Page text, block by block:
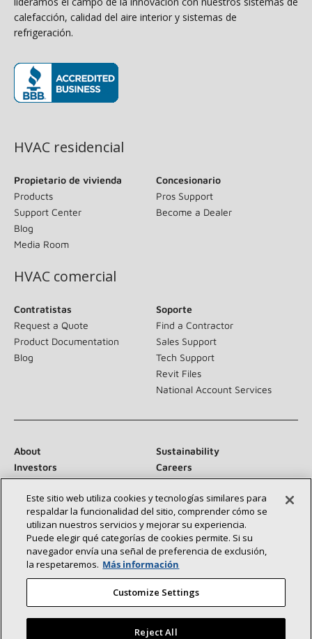
calefacción, calidad del aire interior y sistemas de
refrigeración.
HVAC residencial
Propietario de vivienda
Products
Support Center
Blog
Media Room
Concesionario
Pros Support
Become a Dealer
HVAC comercial
Contratistas
Request a Quote
Product Documentation
Blog
Soporte
Find a Contractor
Sales Support
Tech Support
Revit Files
National Account Services
About
Sustainability
Investors
Careers
Suppliers
Contact Us
Newsroom
Conéctese con nosotros:
Este sitio web utiliza cookies y tecnologías similares para
respaldar la funcionalidad del sitio, comprender cómo se
utilizan nuestros servicios y mejorar su experiencia.
Puede elegir qué categorías de cookies permite. Si su
navegador envía una señal de preferencia de exclusión,
la respetaremos. Más información
Customize Settings
Reject All